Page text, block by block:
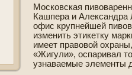
Московская
Кашпера и Александра
офис крупнейшей
изменить этикетку
имеет правовой
«Жигули», оспаривал
узнаваемые элементы